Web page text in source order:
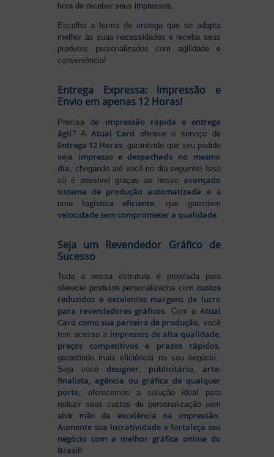
hora de receber seus impressos.
Escolha a forma de entrega que se adapta
melhor às suas necessidades e receba seus
produtos personalizados com agilidade e
conveniência!
Entrega Expressa: Impressão e
Envio em apenas 12 Horas!
Precisa de impressão rápida e entrega
ágil? A Atual Card oferece o serviço de
Entrega 12 Horas , garantindo que seu pedido
seja impresso e despachado no mesmo
dia , chegando até você no dia seguinte! Isso
só é possível graças ao nosso avançado
sistema de produção automatizada e a
uma logística eficiente , que garantem
velocidade sem comprometer a qualidade
Seja um Revendedor Gráfico de
Sucesso
Toda a nossa estrutura é projetada para
oferecer produtos personalizados com custos
reduzidos e excelentes margens de lucro
para revendedores gráficos. Com a Atual
Card como sua parceira de produção, você
tem acesso a impressos de alta qualidade,
preços competitivos e prazos rápidos,
garantindo mais eficiência no seu negócio.
Seja vocêdesigner, publicitário, arte-
finalista, agência ou gráfica de qualquer
porte, oferecemos a solução ideal para
reduzir seus custos de personalização sem
abrir mão da excelência na impressão.
Aumente sua lucratividade e fortaleça seu
negócio com a melhor gráfica online do
Brasil!